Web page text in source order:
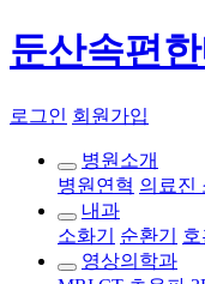
둔산속편
로그인 회원가입
병원소개
병원연혁 의료진
내과
소화기
순환기 호
영상의학과